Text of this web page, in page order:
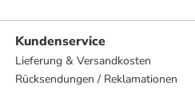
Kundenservice
Lieferung & Versandkosten
Rücksendungen / Reklamationen